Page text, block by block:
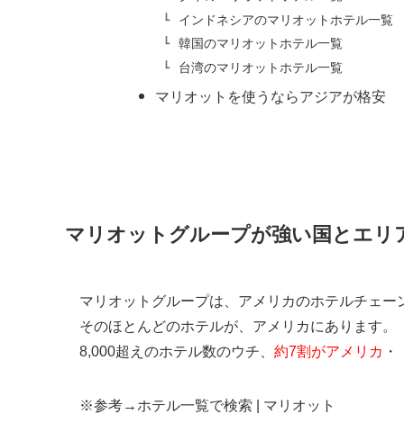
インドネシアのマリオットホテル一覧
韓国のマリオットホテル一覧
台湾のマリオットホテル一覧
マリオットを使うならアジアが格安
マリオットグループが強い国とエリ
マリオットグループは、アメリカのホテルチェー
そのほとんどのホテルが、アメリカにあります。
8,000超えのホテル数のウチ、 約7割がアメリカ
※参考→ホテル一覧で検索 | マリオット